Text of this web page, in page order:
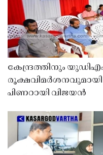
കേന്ദ്രത്തിനും
രൂക്ഷവിമർശനവുമായി
പിണറായി വിജയൻ